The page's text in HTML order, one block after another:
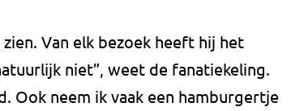
Van elk bezoek heeft hij het
niet”, weet de fanatiekeling.
Ook neem ik vaak een hamburgertje